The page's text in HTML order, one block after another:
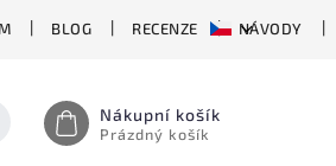
BLOG RECENZE NÁVODY
Nákupní košík
Prázdný košík